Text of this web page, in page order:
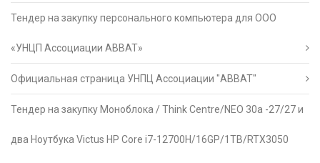
Тендер на закупку персонального компьютера для ООО
«УНЦП Ассоциации АВВАТ»
Официальная страница УНПЦ Ассоциации "АВВАТ"
Тендер на закупку Моноблока / Think Centre/NEO 30a -27/27 и
два Ноутбука Victus HP Core i7-12700H/16GP/1TB/RTX3050